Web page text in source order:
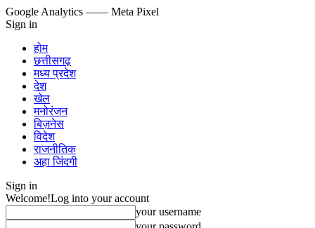
Google Analytics —— Meta Pixel
Sign in
होम
छत्तीसगढ़
मध्य प्रदेश
देश
खेल
मनोरंजन
बिज़नेस
विदेश
राजनीतिक
अहा जिंदगी
Sign in
Welcome!Log into your account
your username